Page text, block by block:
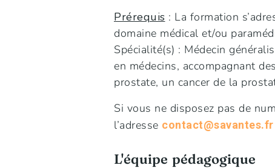
Prérequis : La formation
domaine médical et/ou
Spécialité(s) : Médecin
en médecins, accompagnant
prostate, un cancer de la
Si vous ne disposez pas de
l’adresse contact@savantes.fr
L'équipe pédagogique